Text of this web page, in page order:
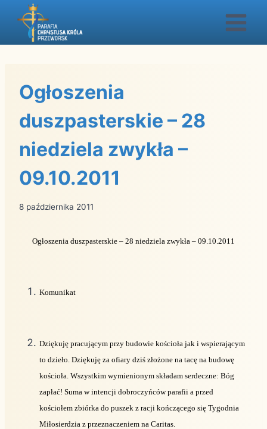
Przejdź
Ogłoszenia
duszpasterskie – 28
niedziela zwykła –
09.10.2011
8 października 2011
Ogłoszenia duszpasterskie – 28 niedziela zwykła – 09.10.2011
Komunikat
Dziękuję pracującym przy budowie kościoła jak i wspierającym
to dzieło. Dziękuję za ofiary dziś złożone na tacę na budowę
kościoła. Wszystkim wymienionym składam serdeczne: Bóg
zapłać! Suma w intencji dobroczyńców parafii a przed
kościołem zbiórka do puszek z racji kończącego się Tygodnia
Miłosierdzia z przeznaczeniem na Caritas.